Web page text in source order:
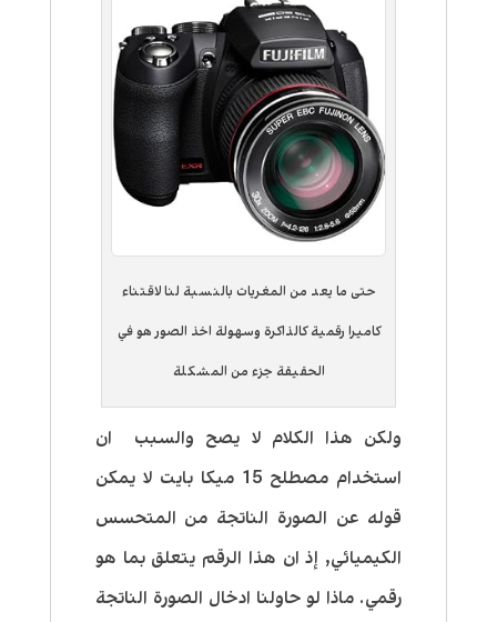
حتى ما يعد من المغريات بالنسبة لنا لاقتناء
كاميرا رقمية كالذاكرة وسهولة اخذ الصور هو في
الحقيقة جزء من المشكلة
ولكن هذا الكلام لا يصح والسبب ان
استخدام مصطلح 15 ميكا بايت لا يمكن
قوله عن الصورة الناتجة من المتحسس
الكيميائي, إذ ان هذا الرقم يتعلق بما هو
رقمي. ماذا لو حاولنا ادخال الصورة الناتجة